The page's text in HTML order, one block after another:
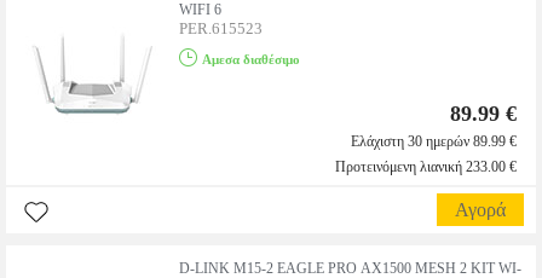
WIFI 6
PER.615523
Αμεσα διαθέσιμο
89.99 €
Ελάχιστη 30 ημερών 89.99 €
Προτεινόμενη λιανική 233.00 €
Αγορά
D-LINK M15-2 EAGLE PRO AX1500 MESH 2 KIT WI-